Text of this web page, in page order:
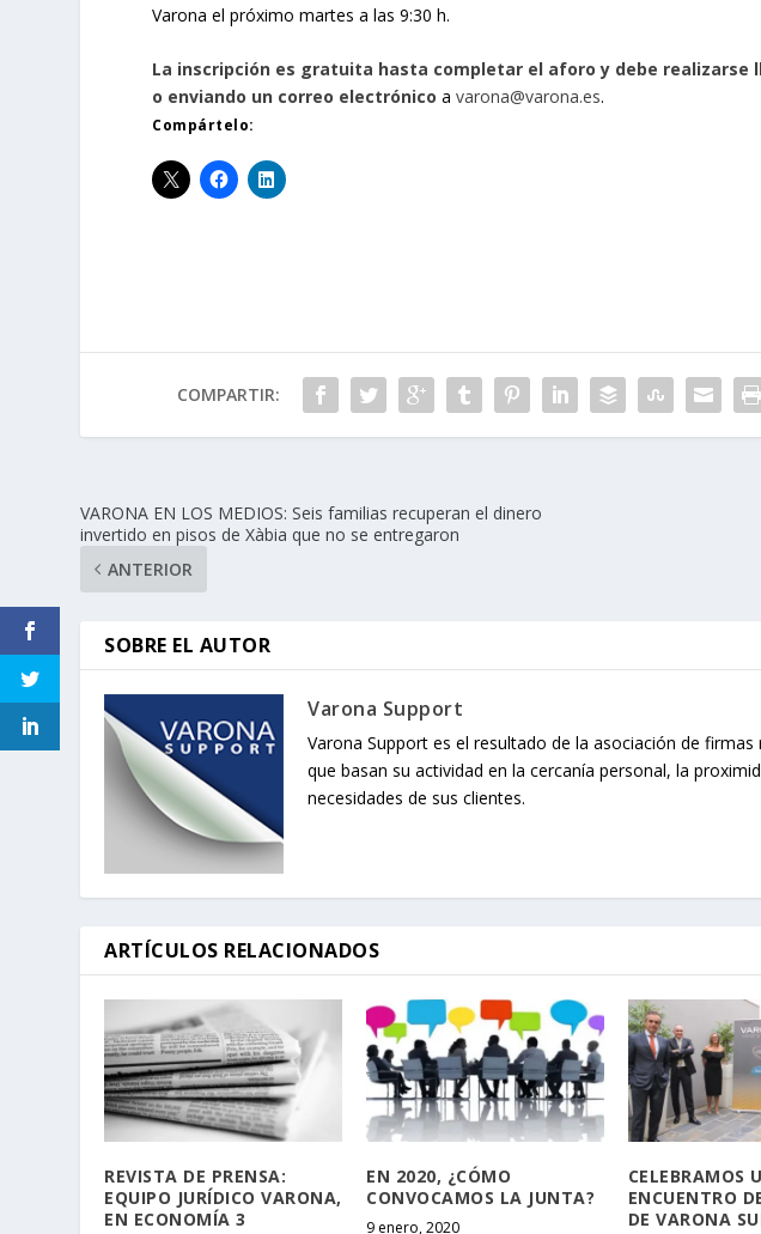
Varona el próximo martes a las 9:30 h.
La inscripción es gratuita hasta completar el aforo y debe realizarse
o enviando un correo electrónico avarona@varona.es.
Compártelo:
COMPARTIR:
VARONA EN LOS MEDIOS: Seis familias recuperan el dinero
invertido en pisos de Xàbia que no se entregaron
ANTERIOR
SOBRE EL AUTOR
Varona Support
Varona Support es el resultado de la asociación de
que basan su actividad en la cercanía personal, la
necesidades de sus clientes.
ARTÍCULOS RELACIONADOS
REVISTA DE PRENSA:
EQUIPO JURÍDICO VARONA,
EN ECONOMÍA 3
EN 2020, ¿CÓMO
CONVOCAMOS LA JUNTA?
9 enero, 2020
CELEBRAMOS
ENCUENTRO
DE VARONA